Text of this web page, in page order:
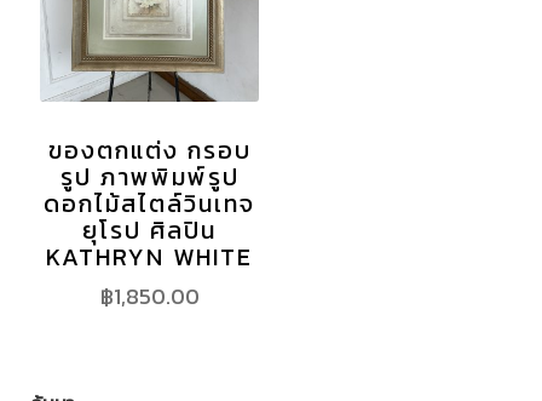
ของตกแต่ง กรอบ
รูป ภาพพิมพ์รูป
ดอกไม้สไตล์วินเทจ
ยุโรป ศิลปิน
KATHRYN WHITE
฿1,850.00